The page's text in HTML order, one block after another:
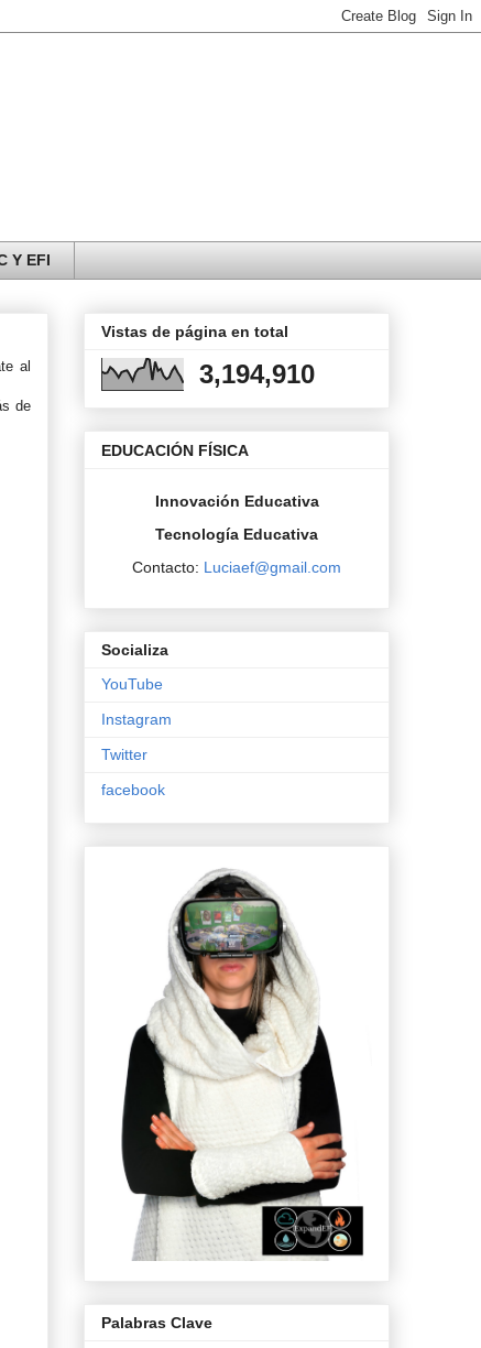
Y EFI
al
de
Vistas de página en total
3,194,910
EDUCACIÓN FÍSICA
Innovación Educativa
Tecnología Educativa
Contacto: Luciaef@gmail.com
Socializa
YouTube
Instagram
Twitter
facebook
Palabras Clave